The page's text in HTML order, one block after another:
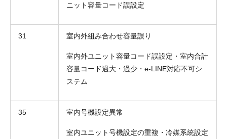
ニット容量コード誤設定
31 室内外組み合わせ容量誤り
室内外ユニット容量コード誤設定・室内合計
容量コード過大・過少・e-LINE対応不可シ
ステム
35 室内号機設定異常
室内ユニット号機設定の重複・冷媒系統設定